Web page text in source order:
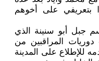
بتعريفي على أخوهم
جبل أبو سنينة الذي
المراقبين من
للإطلاع على المدينة